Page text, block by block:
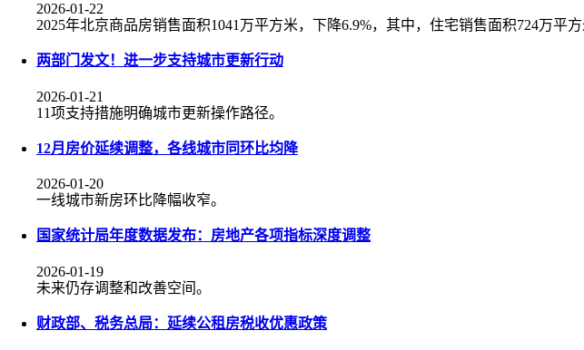
2026-01-22
2025年北京商品房销售面积1041万平方米，下降6.9%，其中，住宅销售面积724万平方
两部门发文！进一步支持城市更新行动
2026-01-21
11项支持措施明确城市更新操作路径。
12月房价延续调整，各线城市同环比均降
2026-01-20
一线城市新房环比降幅收窄。
国家统计局年度数据发布：房地产各项指标深度调整
2026-01-19
未来仍存调整和改善空间。
财政部、税务总局：延续公租房税收优惠政策